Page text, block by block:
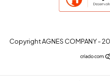
Copyright AGNES COMPANY -